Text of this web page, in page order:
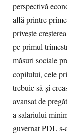
perspectivă
află printre
priveşte
pe primul
măsuri sociale
copilului, cele
trebuie să-şi
avansat de
a salariului
guvernat PDL